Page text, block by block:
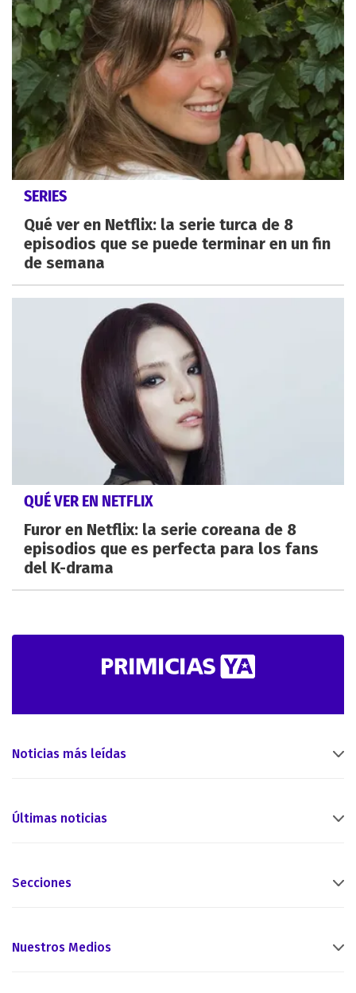
SERIES
Qué ver en Netflix: la serie turca de 8
episodios que se puede terminar en un fin
de semana
QUÉ VER EN NETFLIX
Furor en Netflix: la serie coreana de 8
episodios que es perfecta para los fans
del K-drama
Noticias más leídas
Últimas noticias
Secciones
Nuestros Medios